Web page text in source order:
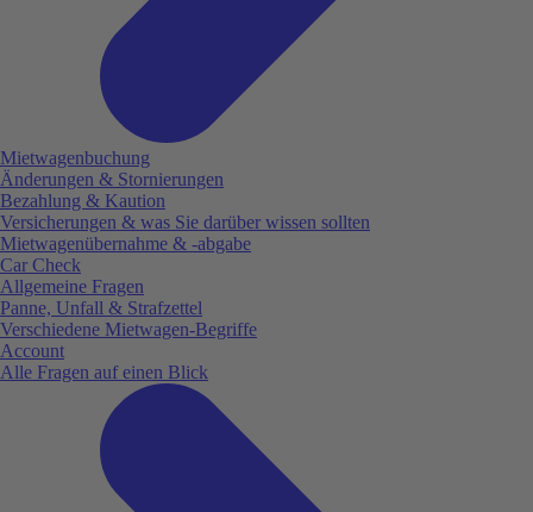
Mietwagenbuchung
Änderungen & Stornierungen
Bezahlung & Kaution
Versicherungen & was Sie darüber wissen sollten
Mietwagenübernahme & -abgabe
Car Check
Allgemeine Fragen
Panne, Unfall & Strafzettel
Verschiedene Mietwagen-Begriffe
Account
Alle Fragen auf einen Blick